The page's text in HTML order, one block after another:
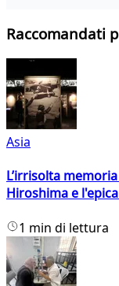
Raccomandati
Asia
L’irrisolta
Hiroshima e
1 min di lettura